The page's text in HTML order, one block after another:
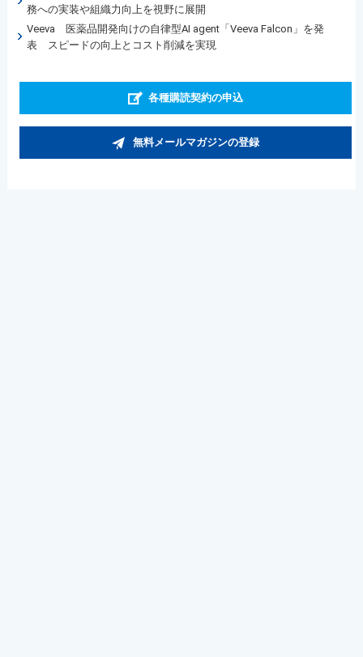
務への実装や組織力向上を視野に展開
Veeva 医薬品開発向けの自律型AI agent「Veeva Falcon」を発
表 スピードの向上とコスト削減を実現
各種購読契約の申込
無料メールマガジンの登録